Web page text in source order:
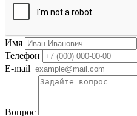
Имя
Телефон
E-mail
Вопрос